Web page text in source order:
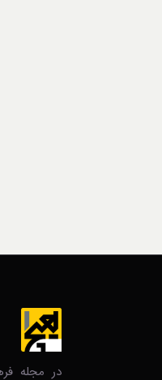
خمار | خلاصه
در مجله